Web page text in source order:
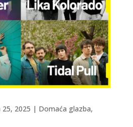
2025 | Domaća glazba,